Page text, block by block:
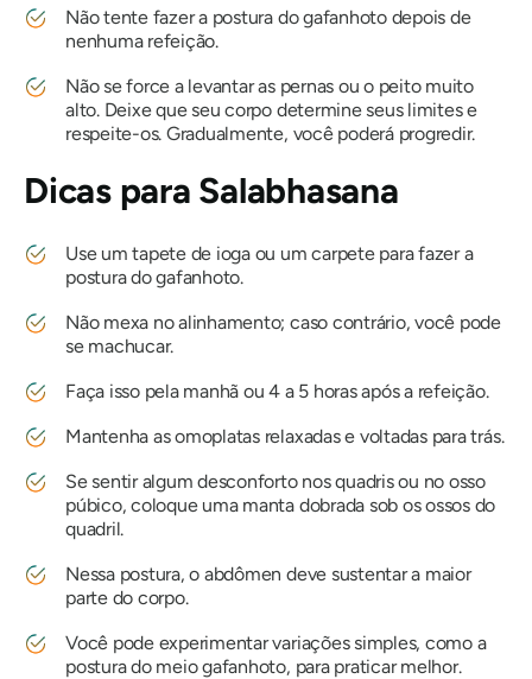
Não tente fazer a postura do gafanhoto depois de
nenhuma refeição.
Não se force a levantar as pernas ou o peito muito
alto. Deixe que seu corpo determine seus limites e
respeite-os. Gradualmente, você poderá progredir.
Dicas para Salabhasana
Use um tapete de ioga ou um carpete para fazer a
postura do gafanhoto.
Não mexa no alinhamento; caso contrário, você pode
se machucar.
Faça isso pela manhã ou 4 a 5 horas após a refeição.
Mantenha as omoplatas relaxadas e voltadas para trás.
Se sentir algum desconforto nos quadris ou no osso
púbico, coloque uma manta dobrada sob os ossos do
quadril.
Nessa postura, o abdômen deve sustentar a maior
parte do corpo.
Você pode experimentar variações simples, como a
postura do meio gafanhoto, para praticar melhor.